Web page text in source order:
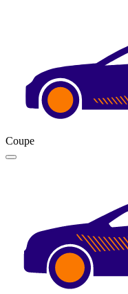
Coupe